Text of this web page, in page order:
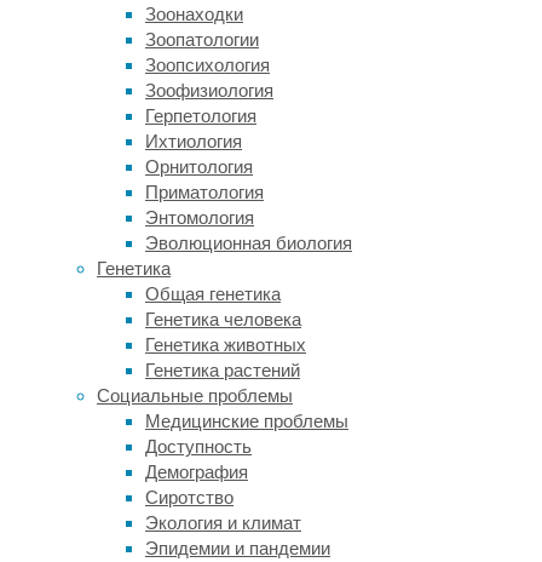
Зоонаходки
Зоопатологии
Зоопсихология
Зоофизиология
Герпетология
Ихтиология
Орнитология
Приматология
Энтомология
Эволюционная биология
Генетика
Общая генетика
Генетика человека
Генетика животных
Генетика растений
Социальные проблемы
Медицинские проблемы
Доступность
Демография
Сиротство
Экология и климат
Эпидемии и пандемии
другие
нет?
Зачем
вообще
ходе
эволюции
человека
появился
юмор,
каковы
его
функции?
Давайте
разбираться,
опираясь
на
обзор,
который
вышел